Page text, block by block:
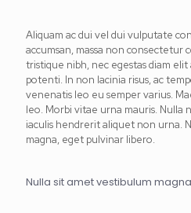
Aliquam ac dui vel dui vulputate
accumsan, massa non consectetur
tristique nibh, nec egestas diam elit
potenti. In non lacinia risus, ac
venenatis leo eu semper varius.
leo. Morbi vitae urna mauris. Nulla
iaculis hendrerit aliquet non urna.
magna, eget pulvinar libero.
Nulla sit amet vestibulum